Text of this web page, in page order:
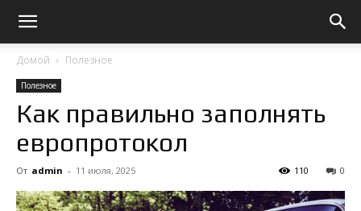
Домой Полезное
Полезное
Как правильно заполнять
европротокол
От admin - 11 июля, 2025 0
110